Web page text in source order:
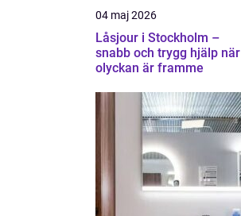
04 maj 2026
Låsjour i Stockholm –
snabb och trygg hjälp när
olyckan är framme